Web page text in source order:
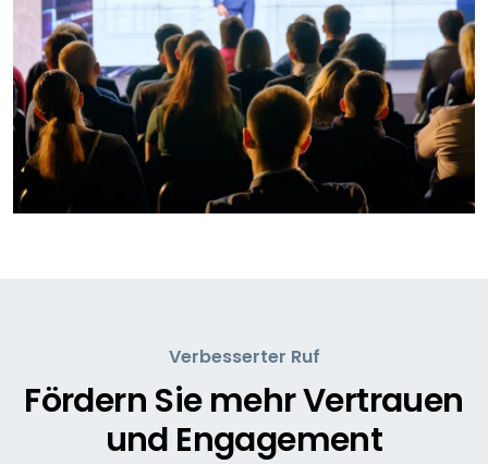
Verbesserter Ruf
Fördern Sie mehr Vertrauen
und Engagement